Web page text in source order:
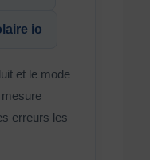
io
et le mode
erreurs les